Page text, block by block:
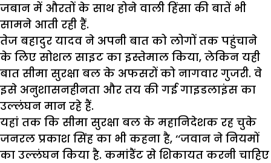
जबान में औरतों के साथ होने वाली हिंसा की बातें भी
सामने आती रही हैं.
तेज बहादुर यादव ने अपनी बात को लोगों तक पहुंचाने
के लिए सोशल साइट का इस्तेमाल किया, लेकिन यही
बात सीमा सुरक्षा बल के अफसरों को नागवार गुजरी. वे
इसे अनुशासनहीनता और तय की गई गाइडलाइंस का
उल्लंघन मान रहे हैं.
यहां तक कि सीमा सुरक्षा बल के महानिदेशक रह चुके
जनरल प्रकाश सिंह का भी कहना है, ‘‘जवान ने नियमों
का उल्लंघन किया है. कमांडैंट से शिकायत करनी चाहिए